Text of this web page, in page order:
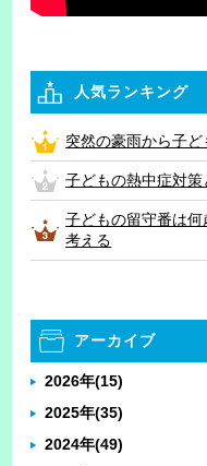
人気ランキング
突然の豪雨から子
子どもの熱中症対
子どもの留守番は
考える
アーカイブ
2026年(15)
2025年(35)
2024年(49)